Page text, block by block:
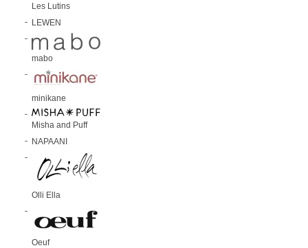
Les Lutins
LEWEN
mabo
minikane
Misha and Puff
NAPAANI
Olli Ella
Oeuf